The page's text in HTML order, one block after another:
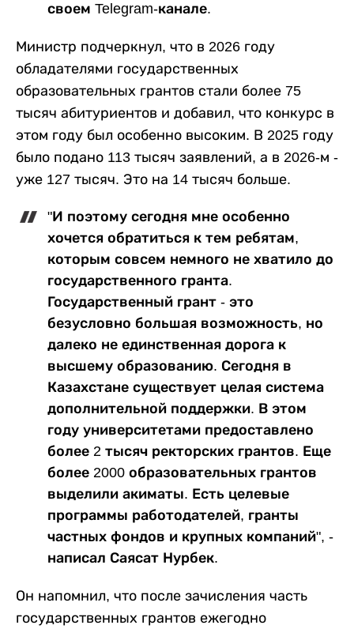
своем Telegram-канале.
Министр подчеркнул, что в 2026 году
обладателями государственных
образовательных грантов стали более 75
тысяч абитуриентов и добавил, что конкурс в
этом году был особенно высоким. В 2025 году
было подано 113 тысяч заявлений, а в 2026-м -
уже 127 тысяч. Это на 14 тысяч больше.
"И поэтому сегодня мне особенно
хочется обратиться к тем ребятам,
которым совсем немного не хватило до
государственного гранта.
Государственный грант - это
безусловно большая возможность, но
далеко не единственная дорога к
высшему образованию. Сегодня в
Казахстане существует целая система
дополнительной поддержки. В этом
году университетами предоставлено
более 2 тысяч ректорских грантов. Еще
более 2000 образовательных грантов
выделили акиматы. Есть целевые
программы работодателей, гранты
частных фондов и крупных компаний", -
написал Саясат Нурбек.
Он напомнил, что после зачисления часть
государственных грантов ежегодно